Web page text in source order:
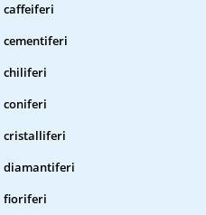
caffeiferi
cementiferi
chiliferi
coniferi
cristalliferi
diamantiferi
fioriferi